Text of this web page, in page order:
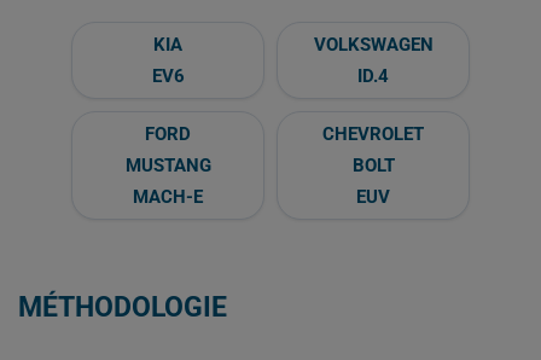
KIA
EV6
VOLKSWAGEN
ID.4
FORD
MUSTANG
MACH-E
CHEVROLET
BOLT
EUV
MÉTHODOLOGIE